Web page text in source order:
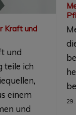
Kraft und
und
teile ich
einem
und